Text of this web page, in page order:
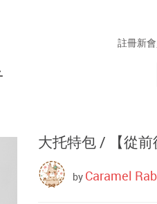
註冊新
大托特包 / 【從
by Caramel